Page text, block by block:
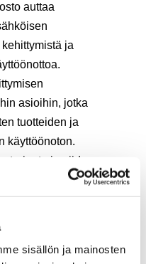
sisällön ja mainosten
auttaa
ja
asioihin, jotka
tuotteiden ja
käyttöönoton.
tarjonta ja niiden
kuin
lakiehdotuksen
luottamusverkosto,